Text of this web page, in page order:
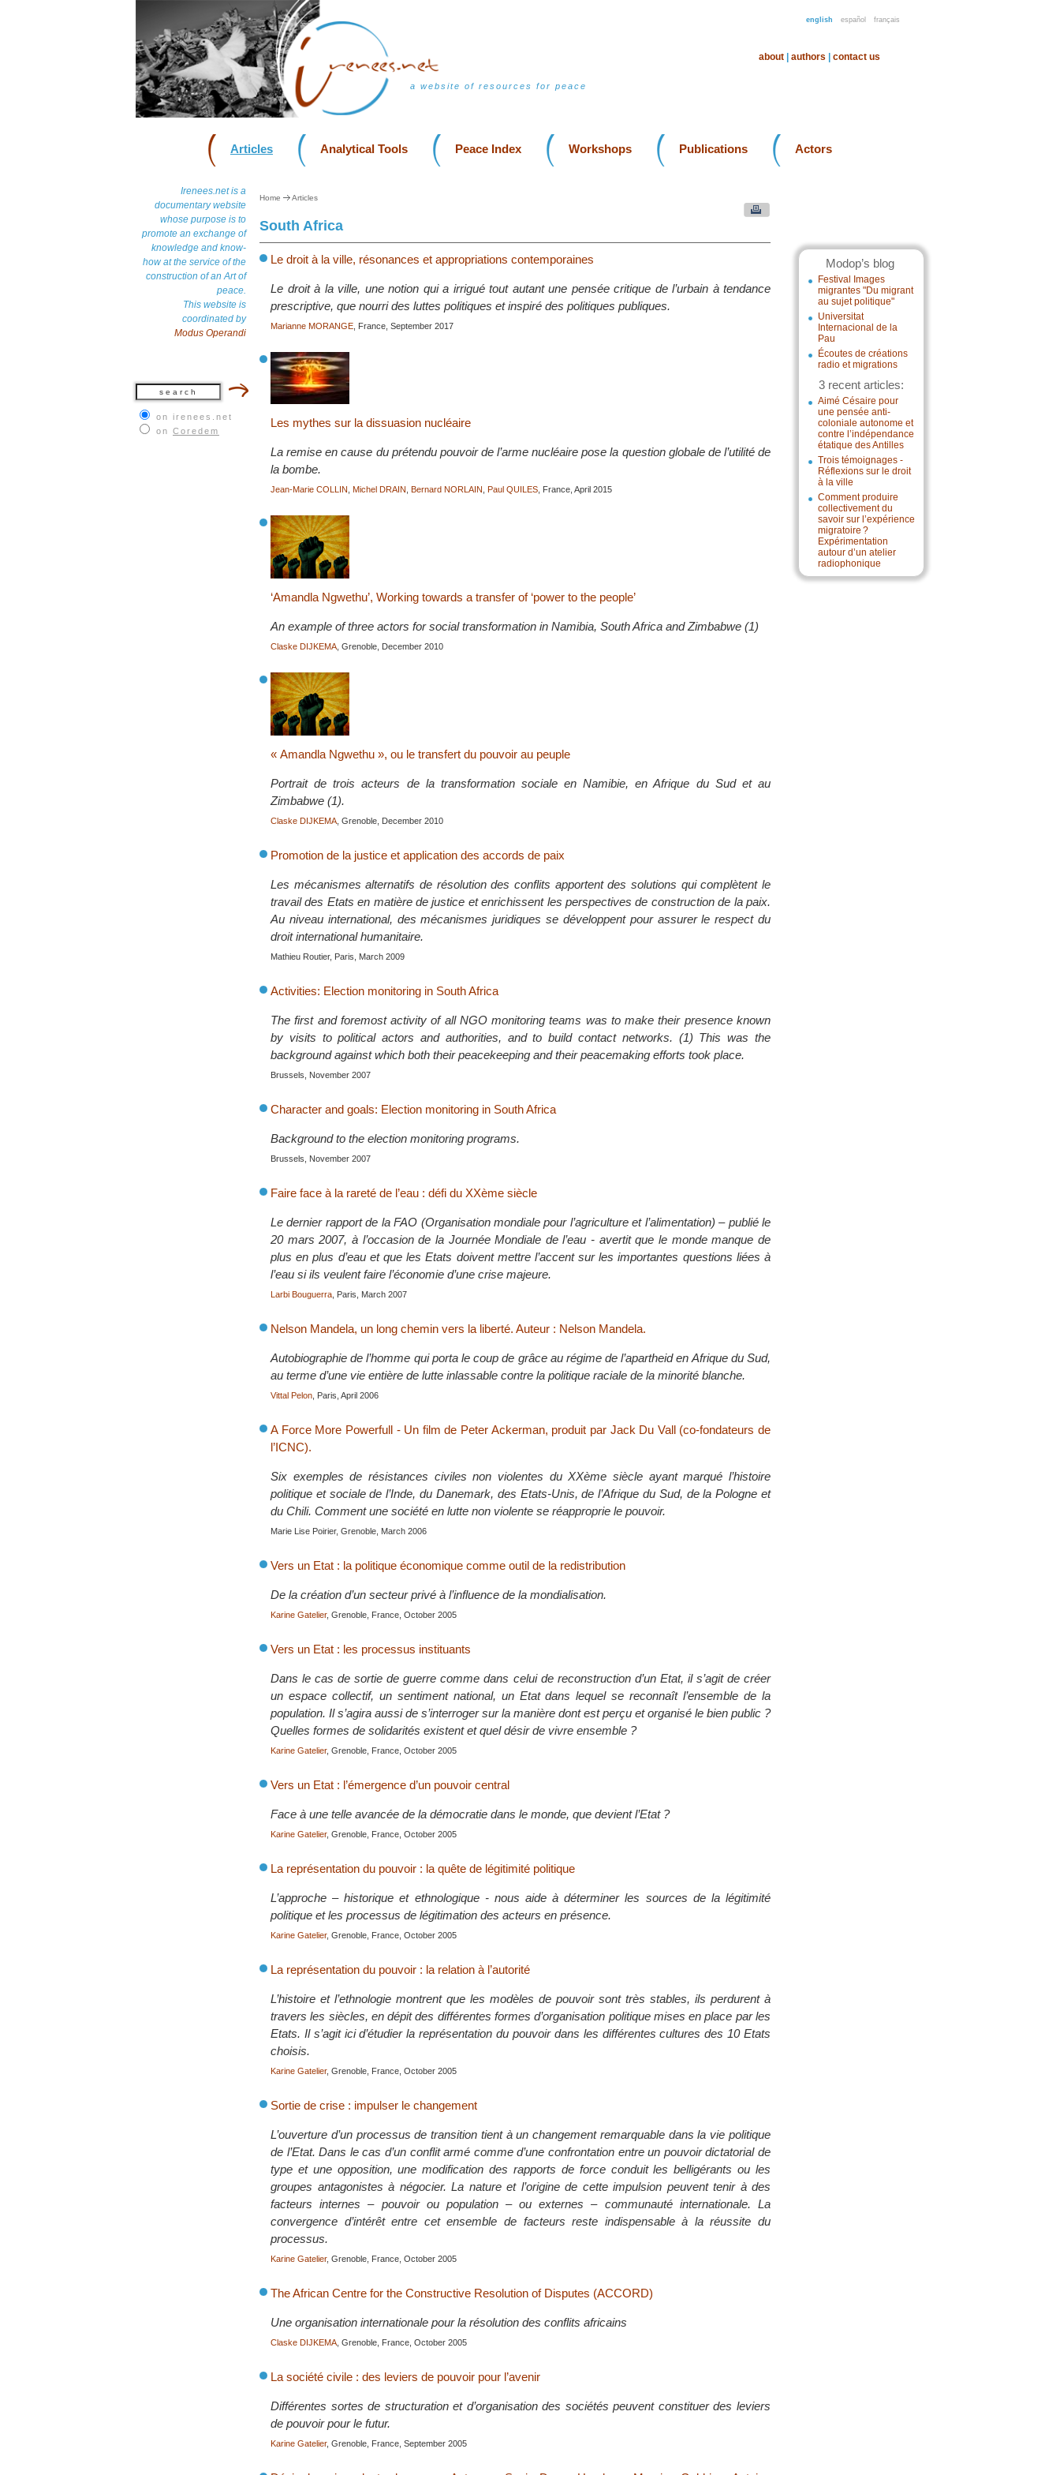
english español français
a website of resources for peace
about authors contact us
Articles Analytical Tools Peace Index Workshops Publications Actors
Irenees.net is a
documentary website
whose purpose is to
promote an exchange of
knowledge and know-
how at the service of the
construction of an Art of
peace.
This website is
coordinated by
Modus Operandi
on irenees.net
on Coredem
Modop’s blog
Festival Images
migrantes "Du migrant
au sujet politique"
Universitat
Internacional de la
Pau
Écoutes de créations
radio et migrations
3 recent articles:
Aimé Césaire pour
une pensée anti-
coloniale autonome et
contre l’indépendance
étatique des Antilles
Trois témoignages -
Réflexions sur le droit
à la ville
Comment produire
collectivement du
savoir sur l’expérience
migratoire ?
Expérimentation
autour d’un atelier
radiophonique
Home Articles
South Africa
Le droit à la ville, résonances et appropriations contemporaines
Le droit à la ville, une notion qui a irrigué tout autant une pensée critique de l’urbain à tendance
prescriptive, que nourri des luttes politiques et inspiré des politiques publiques.
Marianne MORANGE , France, September 2017
Les mythes sur la dissuasion nucléaire
La remise en cause du prétendu pouvoir de l’arme nucléaire pose la question globale de l’utilité de
la bombe.
Jean-Marie COLLIN Michel DRAIN Bernard NORLAIN Paul QUILES , France, April 2015
‘Amandla Ngwethu’, Working towards a transfer of ‘power to the people’
An example of three actors for social transformation in Namibia, South Africa and Zimbabwe (1)
Claske DIJKEMA , Grenoble, December 2010
« Amandla Ngwethu », ou le transfert du pouvoir au peuple
Portrait de trois acteurs de la transformation sociale en Namibie, en Afrique du Sud et au
Zimbabwe (1).
Claske DIJKEMA , Grenoble, December 2010
Promotion de la justice et application des accords de paix
Les mécanismes alternatifs de résolution des conflits apportent des solutions qui complètent le
travail des Etats en matière de justice et enrichissent les perspectives de construction de la paix.
Au niveau international, des mécanismes juridiques se développent pour assurer le respect du
droit international humanitaire.
Mathieu Routier, Paris, March 2009
Activities: Election monitoring in South Africa
The first and foremost activity of all NGO monitoring teams was to make their presence known
by visits to political actors and authorities, and to build contact networks. (1) This was the
background against which both their peacekeeping and their peacemaking efforts took place.
Brussels, November 2007
Character and goals: Election monitoring in South Africa
Background to the election monitoring programs.
Brussels, November 2007
Faire face à la rareté de l’eau : défi du XXème siècle
Le dernier rapport de la FAO (Organisation mondiale pour l’agriculture et l’alimentation) – publié le
20 mars 2007, à l’occasion de la Journée Mondiale de l’eau - avertit que le monde manque de
plus en plus d’eau et que les Etats doivent mettre l’accent sur les importantes questions liées à
l’eau si ils veulent faire l’économie d’une crise majeure.
Larbi Bouguerra , Paris, March 2007
Nelson Mandela, un long chemin vers la liberté. Auteur : Nelson Mandela.
Autobiographie de l’homme qui porta le coup de grâce au régime de l’apartheid en Afrique du Sud,
au terme d’une vie entière de lutte inlassable contre la politique raciale de la minorité blanche.
Vittal Pelon , Paris, April 2006
A Force More Powerfull - Un film de Peter Ackerman, produit par Jack Du Vall (co-fondateurs de
l’ICNC).
Six exemples de résistances civiles non violentes du XXème siècle ayant marqué l’histoire
politique et sociale de l’Inde, du Danemark, des Etats-Unis, de l’Afrique du Sud, de la Pologne et
du Chili. Comment une société en lutte non violente se réapproprie le pouvoir.
Marie Lise Poirier, Grenoble, March 2006
Vers un Etat : la politique économique comme outil de la redistribution
De la création d’un secteur privé à l’influence de la mondialisation.
Karine Gatelier, Grenoble, France, October 2005
Vers un Etat : les processus instituants
Dans le cas de sortie de guerre comme dans celui de reconstruction d’un Etat, il s’agit de créer
un espace collectif, un sentiment national, un Etat dans lequel se reconnaît l’ensemble de la
population. Il s’agira aussi de s’interroger sur la manière dont est perçu et organisé le bien public ?
Quelles formes de solidarités existent et quel désir de vivre ensemble ?
Karine Gatelier, Grenoble, France, October 2005
Vers un Etat : l’émergence d’un pouvoir central
Face à une telle avancée de la démocratie dans le monde, que devient l’Etat ?
Karine Gatelier, Grenoble, France, October 2005
La représentation du pouvoir : la quête de légitimité politique
L’approche – historique et ethnologique - nous aide à déterminer les sources de la légitimité
politique et les processus de légitimation des acteurs en présence.
Karine Gatelier, Grenoble, France, October 2005
La représentation du pouvoir : la relation à l’autorité
L’histoire et l’ethnologie montrent que les modèles de pouvoir sont très stables, ils perdurent à
travers les siècles, en dépit des différentes formes d’organisation politique mises en place par les
Etats. Il s’agit ici d’étudier la représentation du pouvoir dans les différentes cultures des 10 Etats
choisis.
Karine Gatelier, Grenoble, France, October 2005
Sortie de crise : impulser le changement
L’ouverture d’un processus de transition tient à un changement remarquable dans la vie politique
de l’Etat. Dans le cas d’un conflit armé comme d’une confrontation entre un pouvoir dictatorial de
type et une opposition, une modification des rapports de force conduit les belligérants ou les
groupes antagonistes à négocier. La nature et l’origine de cette impulsion peuvent tenir à des
facteurs internes – pouvoir ou population – ou externes – communauté internationale. La
convergence d’intérêt entre cet ensemble de facteurs reste indispensable à la réussite du
processus.
Karine Gatelier, Grenoble, France, October 2005
The African Centre for the Constructive Resolution of Disputes (ACCORD)
Une organisation internationale pour la résolution des conflits africains
Claske DIJKEMA , Grenoble, France, October 2005
La société civile : des leviers de pouvoir pour l’avenir
Différentes sortes de structuration et d’organisation des sociétés peuvent constituer des leviers
de pouvoir pour le futur.
Karine Gatelier, Grenoble, France, September 2005